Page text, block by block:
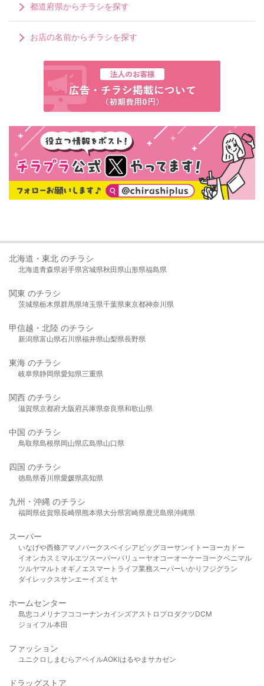
都道府県からチラシを探す
お店の名前からチラシを探す
北海道・東北 のチラシ
北海道青森県岩手県宮城県秋田県山形県福島県
関東 のチラシ
茨城県栃木県群馬県埼玉県千葉県東京都神奈川県
甲信越・北陸 のチラシ
新潟県富山県石川県福井県山梨県長野県
東海 のチラシ
岐阜県静岡県愛知県三重県
関西 のチラシ
滋賀県京都府大阪府兵庫県奈良県和歌山県
中国 のチラシ
鳥取県島根県岡山県広島県山口県
四国 のチラシ
徳島県香川県愛媛県高知県
九州・沖縄 のチラシ
福岡県佐賀県長崎県熊本県大分県宮崎県鹿児島県沖縄県
スーパー
いなげや西條アマノパークスベイシア ビッグヨーサンイトーヨーカドー
イオンカスミ マルエツスーパーバリューヤオコーオーケー ヨークベニマル
ツルヤマルト オギノ エスマート ライフ業務スーパーいかり フジグラン
ダイレックスサンエーイズミヤ
ホームセンター
島忠 コメリ ナフコ コーナンカインズアストロプロダクツDCM
ジョイフル本田
ファッション
ユニクロ しまむら アベイルAOKIはるやま サカゼン
ドラッグストア